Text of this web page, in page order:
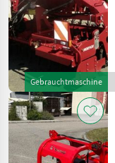
Gebrauchtmaschine